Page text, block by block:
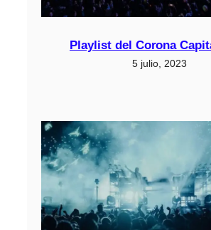
Playlist del Corona
5 julio, 2023